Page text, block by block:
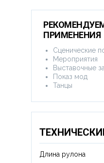
ПРИМЕНЕНИЯ
Сценические
Мероприятия
Выставочные
Показ мод
Танцы
Длина рулона